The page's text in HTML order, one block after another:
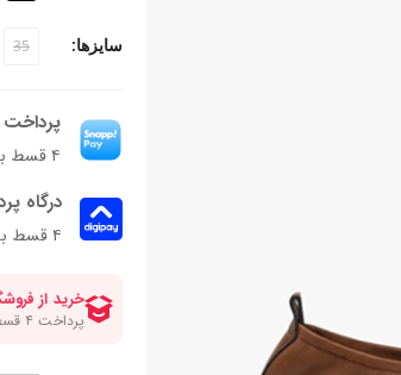
سایزها: 35
۴ قسط بدون کارمزد، ماهانه ۱٬۱۰۲٬۵۰۰ تومان
درگاه
۴ قسط بدون کارمزد، ماهانه 1,102,500 تومان